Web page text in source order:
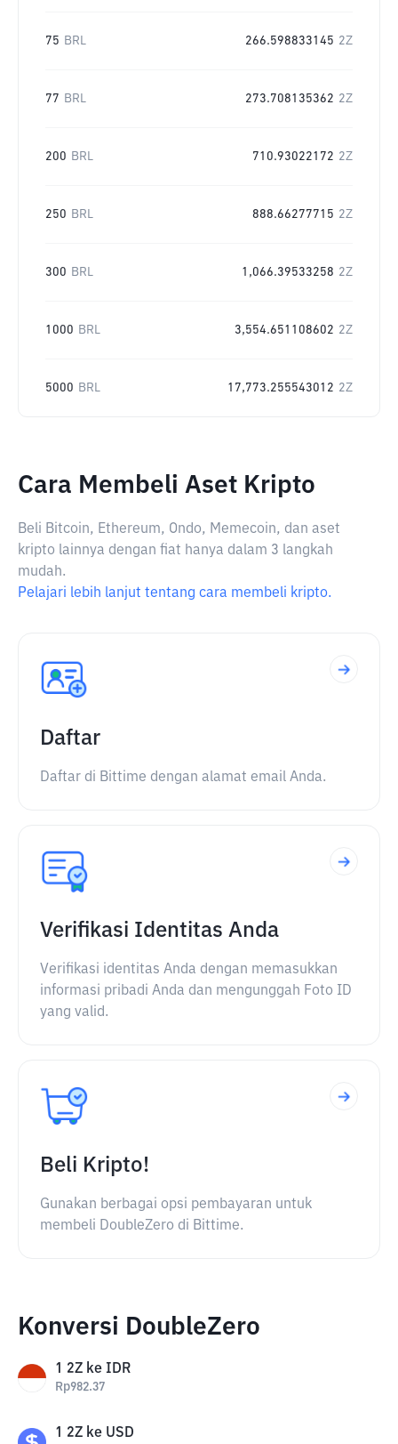
75 BRL 266.598833145 2Z
77 BRL 273.708135362 2Z
200 BRL 710.93022172 2Z
250 BRL 888.66277715 2Z
300 BRL 1,066.39533258 2Z
1000 BRL 3,554.651108602 2Z
5000 BRL 17,773.255543012 2Z
Cara Membeli Aset Kripto
Beli Bitcoin, Ethereum, Ondo, Memecoin, dan aset
kripto lainnya dengan fiat hanya dalam 3 langkah
mudah.
Pelajari lebih lanjut tentang cara membeli kripto.
Daftar
Daftar di Bittime dengan alamat email Anda.
Verifikasi Identitas Anda
Verifikasi identitas Anda dengan memasukkan
informasi pribadi Anda dan mengunggah Foto ID
yang valid.
Beli Kripto!
Gunakan berbagai opsi pembayaran untuk
membeli DoubleZero di Bittime.
Konversi DoubleZero
1 2Z ke IDR
Rp982.37
1 2Z ke USD